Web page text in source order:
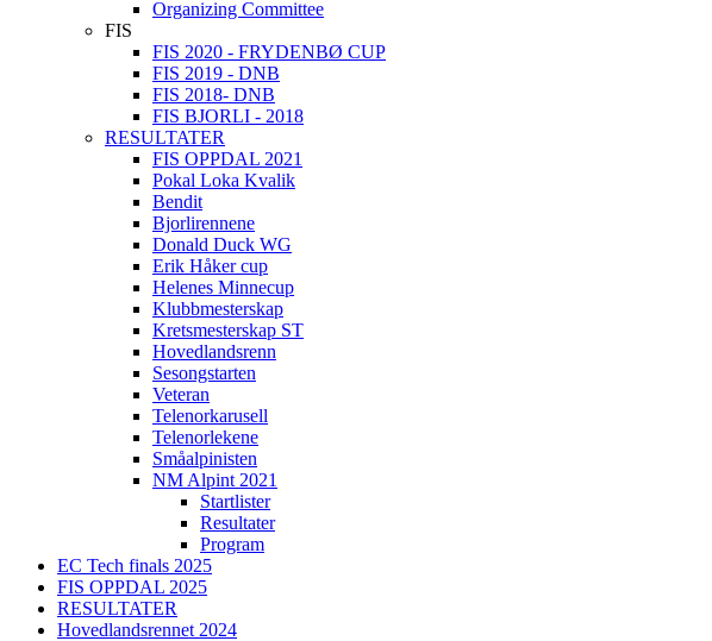
Organizing Committee
FIS
FIS 2020 - FRYDENBØ CUP
FIS 2019 - DNB
FIS 2018- DNB
FIS BJORLI - 2018
RESULTATER
FIS OPPDAL 2021
Pokal Loka Kvalik
Bendit
Bjorlirennene
Donald Duck WG
Erik Håker cup
Helenes Minnecup
Klubbmesterskap
Kretsmesterskap ST
Hovedlandsrenn
Sesongstarten
Veteran
Telenorkarusell
Telenorlekene
Småalpinisten
NM Alpint 2021
Startlister
Resultater
Program
EC Tech finals 2025
FIS OPPDAL 2025
RESULTATER
Hovedlandsrennet 2024